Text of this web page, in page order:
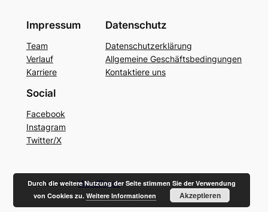
Impressum
Team
Verlauf
Karriere
Datenschutz
Datenschutzerklärung
Allgemeine Geschäftsbedingungen
Kontaktiere uns
Social
Facebook
Instagram
Twitter/X
Gestaltet mitWordPress
Durch die weitere Nutzung der Seite stimmen Sie der Verwendung
von Cookies zu.Weitere Informationen Akzeptieren